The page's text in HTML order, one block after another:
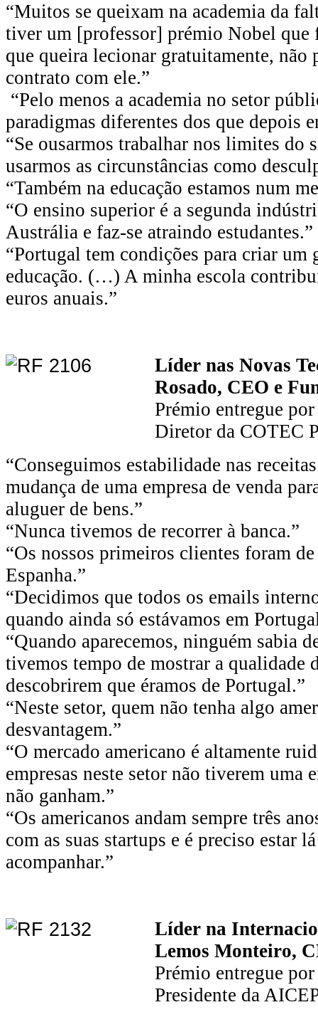
“Muitos se queixam na academia da
tiver um [professor] prémio Nobel que
que queira lecionar gratuitamente, não
contrato com ele.”
“Pelo menos a academia no setor
paradigmas diferentes dos que depois
“Se ousarmos trabalhar nos limites do
usarmos as circunstâncias como
“Também na educação estamos num
“O ensino superior é a segunda
Austrália e faz-se atraindo estudantes.”
“Portugal tem condições para criar um
educação. (…) A minha escola
euros anuais.”
Líder nas Novas
Rosado, CEO e
Prémio entregue
Diretor da COTEC
“Conseguimos estabilidade nas
mudança de uma empresa de venda
aluguer de bens.”
“Nunca tivemos de recorrer à banca.”
“Os nossos primeiros clientes foram
Espanha.”
“Decidimos que todos os emails
quando ainda só estávamos em
“Quando aparecemos, ninguém sabia
tivemos tempo de mostrar a qualidade
descobrirem que éramos de Portugal.”
“Neste setor, quem não tenha algo
desvantagem.”
“O mercado americano é altamente
empresas neste setor não tiverem uma
não ganham.”
“Os americanos andam sempre três
com as suas startups e é preciso estar
acompanhar.”
Líder na
Lemos Monteiro,
Prémio entregue
Presidente da